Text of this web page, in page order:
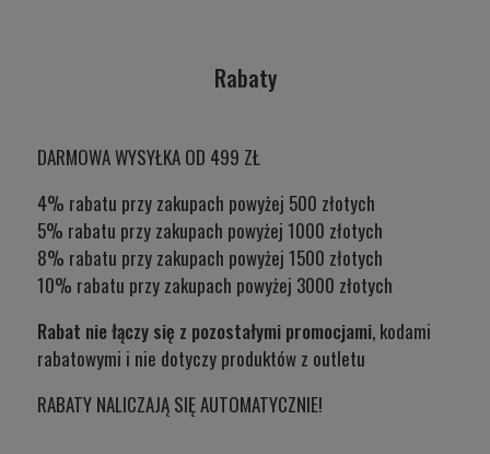
Rabaty
DARMOWA WYSYŁKA OD 499 ZŁ
4% rabatu przy zakupach powyżej 500 złotych
5% rabatu przy zakupach powyżej 1000 złotych
8% rabatu przy zakupach powyżej 1500 złotych
10% rabatu przy zakupach powyżej 3000 złotych
Rabat nie łączy się z pozostałymi promocjami, kodami
rabatowymi i nie dotyczy produktów z outletu
RABATY NALICZAJĄ SIĘ AUTOMATYCZNIE!